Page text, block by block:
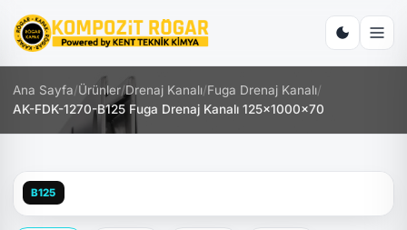
Ana Sayfa/Ürünler/Drenaj Kanalı/Fuga Drenaj Kanalı/
AK-FDK-1270-B125 Fuga Drenaj Kanalı 125x1000x70
B125